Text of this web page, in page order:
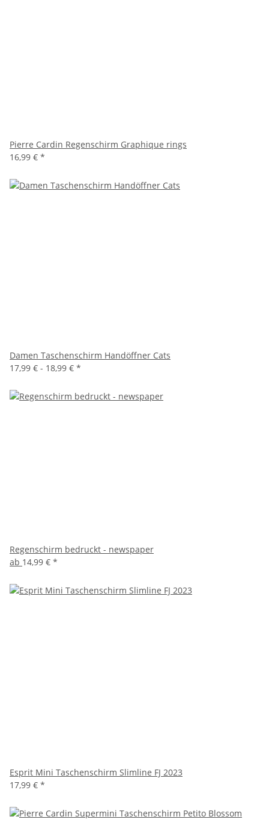
Pierre Cardin Regenschirm Graphique rings
16,99 € *
Damen Taschenschirm Handöffner Cats
17,99 € - 18,99 € *
Regenschirm bedruckt - newspaper
ab 14,99 € *
Esprit Mini Taschenschirm Slimline FJ 2023
17,99 € *